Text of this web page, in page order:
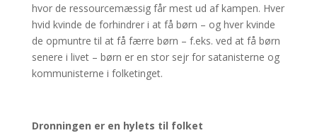
hvor de ressourcemæssig får mest ud af kampen. Hver
hvid kvinde de forhindrer i at få børn – og hver kvinde
de opmuntre til at få færre børn – f.eks. ved at få børn
senere i livet – børn er en stor sejr for satanisterne og
kommunisterne i folketinget.
Dronningen er en hylets til folket